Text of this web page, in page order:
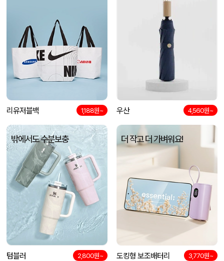
리유저블백 1,188원~ 우산 4,560원~
밖에서도 수분보충
텀블러 2,800원~
더 작고 더 가벼워요!
도킹형 보조배터리 3,770원~